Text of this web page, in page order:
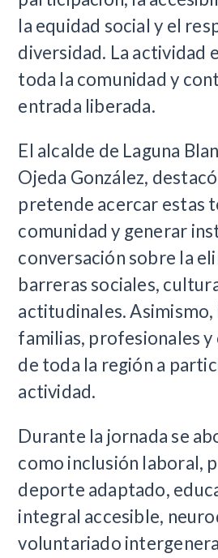
la equidad social y el
diversidad. La actividad
toda la comunidad y
entrada liberada.
El alcalde de Laguna
Ojeda González,
pretende acercar estas
comunidad y generar
conversación sobre la
barreras sociales,
actitudinales. Asimismo,
familias, profesionales y
de toda la región a
actividad.
Durante la jornada se
como inclusión laboral,
deporte adaptado,
integral accesible,
voluntariado